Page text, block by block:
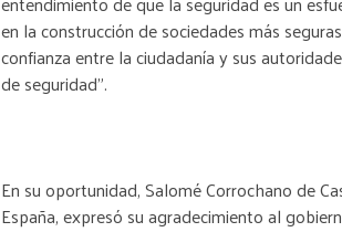
en la construcción de sociedades más
confianza entre la ciudadanía y sus
de seguridad”.
En su oportunidad, Salomé Corrochano de
España, expresó su agradecimiento al